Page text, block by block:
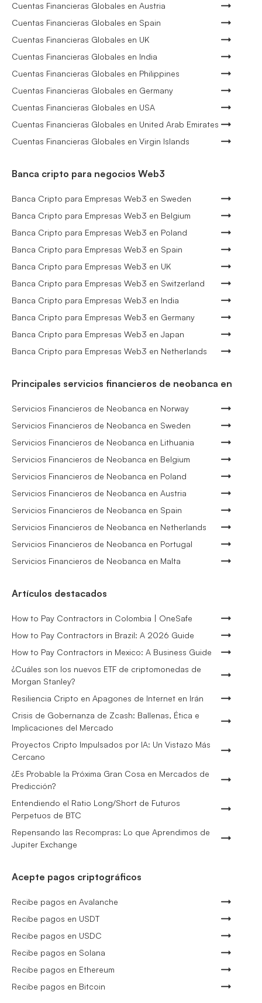
Cuentas Financieras Globales en Austria
Cuentas Financieras Globales en Spain
Cuentas Financieras Globales en UK
Cuentas Financieras Globales en India
Cuentas Financieras Globales en Philippines
Cuentas Financieras Globales en Germany
Cuentas Financieras Globales en USA
Cuentas Financieras Globales en United Arab Emirates
Cuentas Financieras Globales en Virgin Islands
Banca cripto para negocios Web3
Banca Cripto para Empresas Web3 en Sweden
Banca Cripto para Empresas Web3 en Belgium
Banca Cripto para Empresas Web3 en Poland
Banca Cripto para Empresas Web3 en Spain
Banca Cripto para Empresas Web3 en UK
Banca Cripto para Empresas Web3 en Switzerland
Banca Cripto para Empresas Web3 en India
Banca Cripto para Empresas Web3 en Germany
Banca Cripto para Empresas Web3 en Japan
Banca Cripto para Empresas Web3 en Netherlands
Principales servicios financieros de neobanca en
Servicios Financieros de Neobanca en Norway
Servicios Financieros de Neobanca en Sweden
Servicios Financieros de Neobanca en Lithuania
Servicios Financieros de Neobanca en Belgium
Servicios Financieros de Neobanca en Poland
Servicios Financieros de Neobanca en Austria
Servicios Financieros de Neobanca en Spain
Servicios Financieros de Neobanca en Netherlands
Servicios Financieros de Neobanca en Portugal
Servicios Financieros de Neobanca en Malta
Artículos destacados
How to Pay Contractors in Colombia | OneSafe
How to Pay Contractors in Brazil: A 2026 Guide
How to Pay Contractors in Mexico: A Business Guide
¿Cuáles son los nuevos ETF de criptomonedas de
Morgan Stanley?
Resiliencia Cripto en Apagones de Internet en Irán
Crisis de Gobernanza de Zcash: Ballenas, Ética e
Implicaciones del Mercado
Proyectos Cripto Impulsados por IA: Un Vistazo Más
Cercano
¿Es Probable la Próxima Gran Cosa en Mercados de
Predicción?
Entendiendo el Ratio Long/Short de Futuros
Perpetuos de BTC
Repensando las Recompras: Lo que Aprendimos de
Jupiter Exchange
Acepte pagos criptográficos
Recibe pagos en Avalanche
Recibe pagos en USDT
Recibe pagos en USDC
Recibe pagos en Solana
Recibe pagos en Ethereum
Recibe pagos en Bitcoin